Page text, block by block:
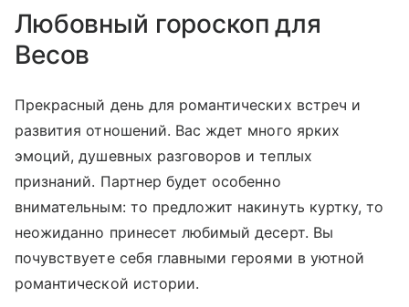
Любовный гороскоп для
Весов
Прекрасный день для романтических встреч и
развития отношений. Вас ждет много ярких
эмоций, душевных разговоров и теплых
признаний. Партнер будет особенно
внимательным: то предложит накинуть куртку, то
неожиданно принесет любимый десерт. Вы
почувствуете себя главными героями в уютной
романтической истории.